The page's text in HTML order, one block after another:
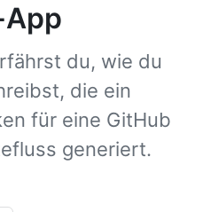
du, wie du
die ein
für eine GitHub
generiert.